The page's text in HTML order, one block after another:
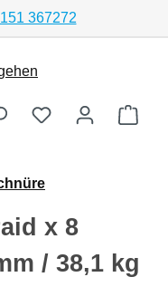
367272
x 8
/ 38,1 kg